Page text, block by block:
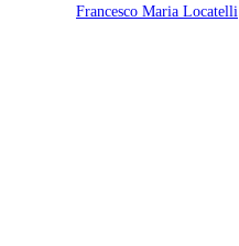
Francesco Maria Locatelli